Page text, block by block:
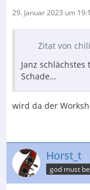
29. Januar 2023 um
Zitat von
Janz
Schade…
wird da der
Horst_t